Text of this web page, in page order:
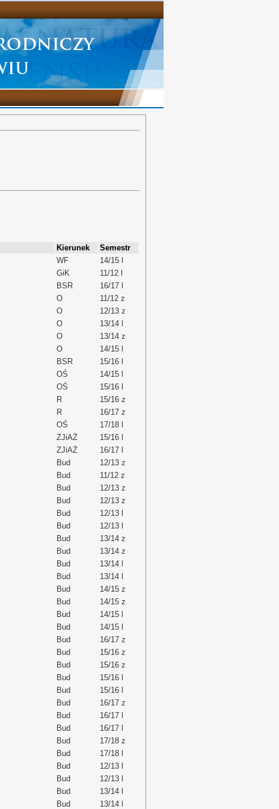
Kierunek
Semestr
WF
14/15 l
GiK
11/12 l
BSR
16/17 l
O
11/12 z
O
12/13 z
O
13/14 l
O
13/14 z
O
14/15 l
BSR
15/16 l
OŚ
14/15 l
OŚ
15/16 l
R
15/16 z
R
16/17 z
OŚ
17/18 l
ZJiAŻ
15/16 l
ZJiAŻ
16/17 l
Bud
12/13 z
Bud
11/12 z
Bud
12/13 z
Bud
12/13 z
Bud
12/13 l
Bud
12/13 l
Bud
13/14 z
Bud
13/14 z
Bud
13/14 l
Bud
13/14 l
Bud
14/15 z
Bud
14/15 z
Bud
14/15 l
Bud
14/15 l
Bud
16/17 z
Bud
15/16 z
Bud
15/16 z
Bud
15/16 l
Bud
15/16 l
Bud
16/17 z
Bud
16/17 l
Bud
16/17 l
Bud
17/18 z
Bud
17/18 l
Bud
12/13 l
Bud
12/13 l
Bud
13/14 l
Bud 13/14 l